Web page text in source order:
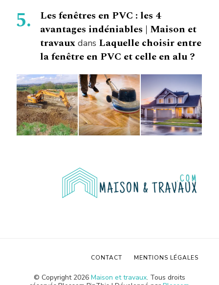
Les fenêtres en PVC : les 4
avantages indéniables | Maison et
travaux dans Laquelle choisir entre
la fenêtre en PVC et celle en alu ?
© Copyright 2026 Maison et travaux. Tous droits
CONTACT MENTIONS LÉGALES